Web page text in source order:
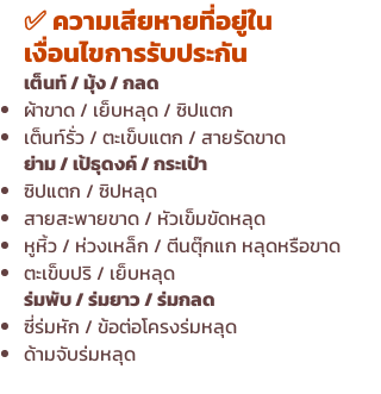
✅ ความเสียหายที่อยู่ใน
เงื่อนไขการรับประกัน
เต็นท์ / มุ้ง / กลด
ผ้าขาด / เย็บหลุด / ซิปแตก
เต็นท์รั่ว / ตะเข็บแตก / สายรัดขาด​
ย่าม / เป้ธุดงค์ / กระเป๋า
ซิปแตก / ซิปหลุด
สายสะพายขาด / หัวเข็มขัดหลุด
หูหิ้ว / ห่วงเหล็ก / ตีนตุ๊กแก หลุดหรือขาด
ตะเข็บปริ / เย็บหลุด
ร่มพับ / ร่มยาว / ร่มกลด
ซี่ร่มหัก / ข้อต่อโครงร่มหลุด
ด้ามจับร่มหลุด